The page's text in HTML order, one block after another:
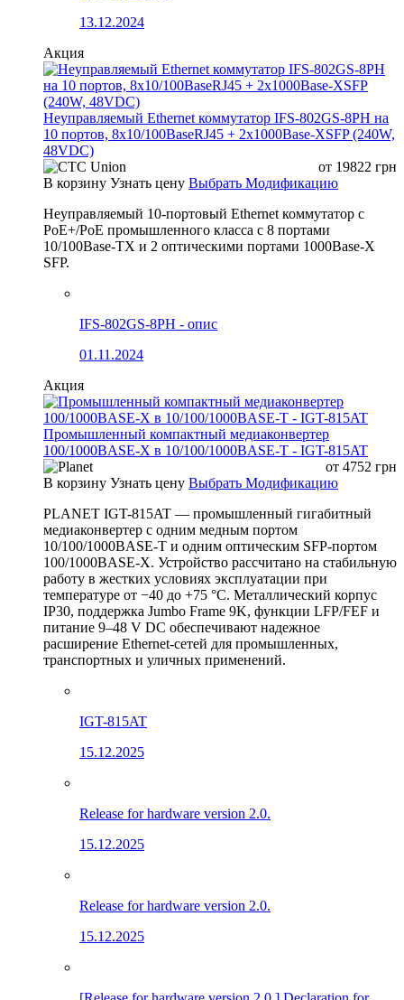
13.12.2024
Акция
Неуправляемый Ethernet коммутатор IFS-802GS-8PH на
10 портов, 8x10/100BaseRJ45 + 2x1000Base-XSFP (240W,
48VDC)
от 19822 грн
В корзину Узнать цену Выбрать Модификацию
Неуправляемый 10-портовый Ethernet коммутатор с
PoE+/PoE промышленного класса с 8 портами
10/100Base-TX и 2 оптическими портами 1000Base-X
SFP.
IFS-802GS-8PH - опис
01.11.2024
Акция
Промышленный компактный медиаконвертер
100/1000BASE-X в 10/100/1000BASE-T - IGT-815AT
от 4752 грн
В корзину Узнать цену Выбрать Модификацию
PLANET IGT-815AT — промышленный гигабитный
медиаконвертер с одним медным портом
10/100/1000BASE-T и одним оптическим SFP-портом
100/1000BASE-X. Устройство рассчитано на стабильную
работу в жестких условиях эксплуатации при
температуре от −40 до +75 °C. Металлический корпус
IP30, поддержка Jumbo Frame 9K, функции LFP/FEF и
питание 9–48 V DC обеспечивают надежное
расширение Ethernet-сетей для промышленных,
транспортных и уличных применений.
IGT-815AT
15.12.2025
Release for hardware version 2.0.
15.12.2025
Release for hardware version 2.0.
15.12.2025